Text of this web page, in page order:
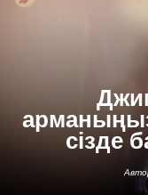
сізде